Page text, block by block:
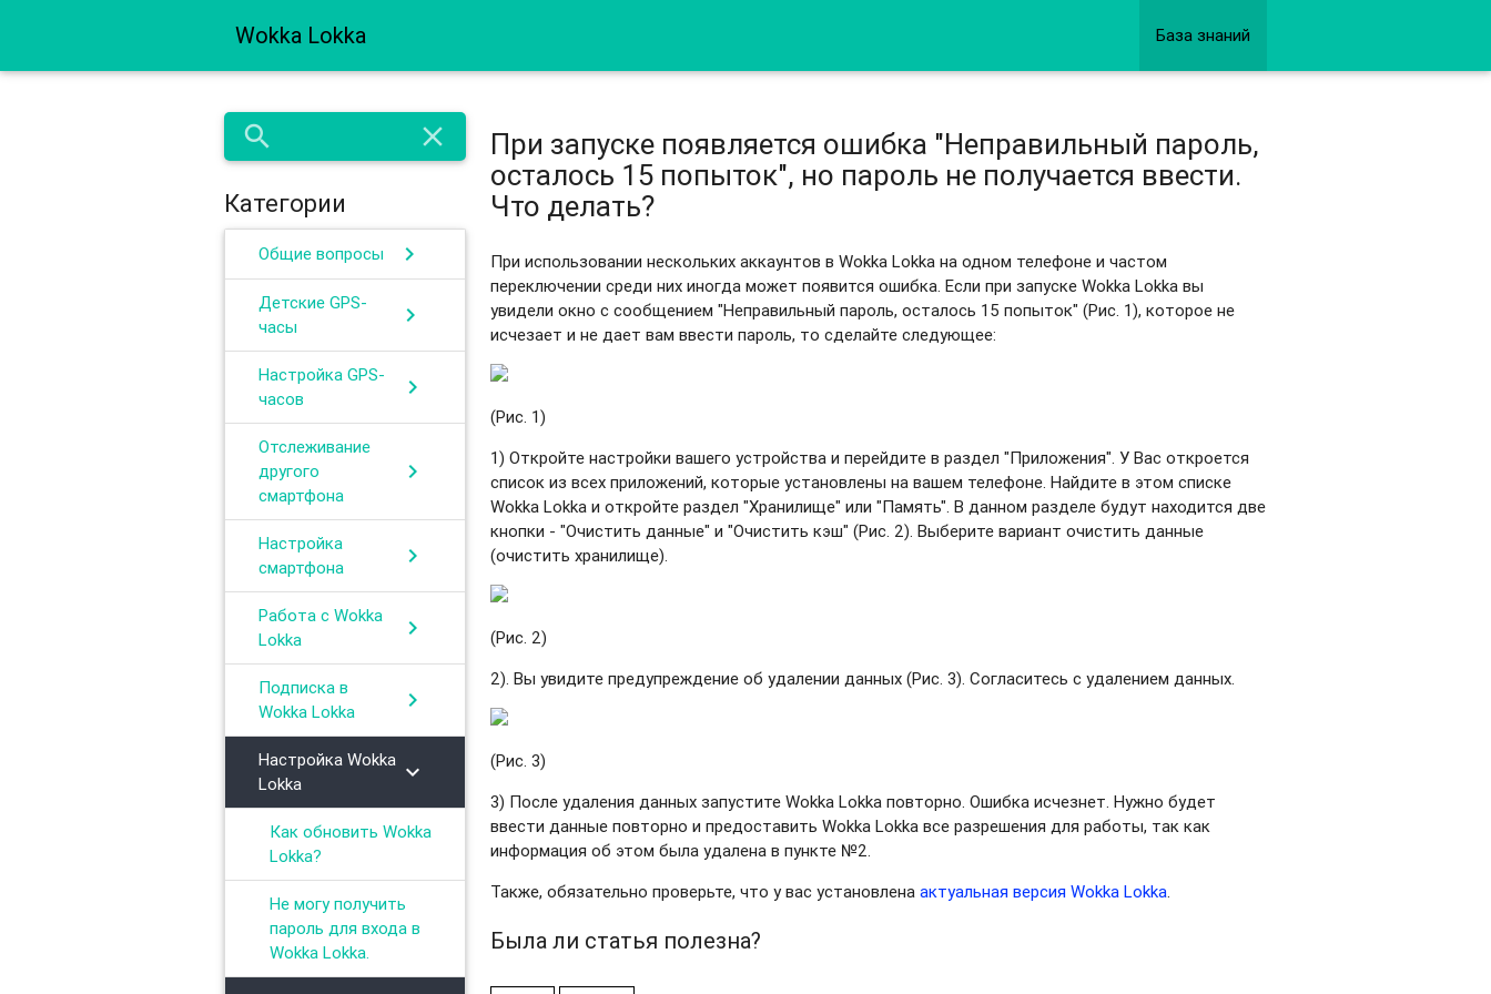
Wokka Lokka База знаний
search close
Категории
Общие вопросы chevron_right
Детские GPS-
часы
chevron_right
Настройка GPS-
часов
chevron_right
Отслеживание
другого
смартфона
chevron_right
Настройка
смартфона
chevron_right
Работа с Wokka
Lokka
chevron_right
Подписка в
Wokka Lokka
chevron_right
Настройка Wokka
Lokka
chevron_right
Как обновить Wokka
Lokka?
Не могу получить
пароль для входа в
Wokka Lokka.
При запуске появляется ошибка "Неправильный пароль,
осталось 15 попыток", но пароль не получается ввести.
Что делать?
При использовании нескольких аккаунтов в Wokka Lokka на одном телефоне и частом
переключении среди них иногда может появится ошибка. Если при запуске Wokka Lokka вы
увидели окно с сообщением "Неправильный пароль, осталось 15 попыток" (Рис. 1), которое не
исчезает и не дает вам ввести пароль, то сделайте следующее:
(Рис. 1)
1) Откройте настройки вашего устройства и перейдите в раздел "Приложения". У Вас откроется
список из всех приложений, которые установлены на вашем телефоне. Найдите в этом списке
Wokka Lokka и откройте раздел "Хранилище" или "Память". В данном разделе будут находится две
кнопки - "Очистить данные" и "Очистить кэш" (Рис. 2). Выберите вариант очистить данные
(очистить хранилище).
(Рис. 2)
2). Вы увидите предупреждение об удалении данных (Рис. 3). Согласитесь с удалением данных.
(Рис. 3)
3) После удаления данных запустите Wokka Lokka повторно. Ошибка исчезнет. Нужно будет
ввести данные повторно и предоставить Wokka Lokka все разрешения для работы, так как
информация об этом была удалена в пункте №2.
Также, обязательно проверьте, что у вас установленаактуальная версия Wokka Lokka
Была ли статья полезна?